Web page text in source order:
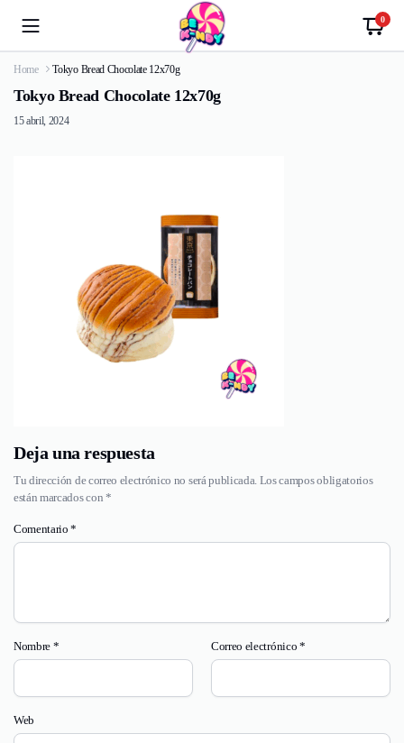
0
Home Tokyo Bread Chocolate 12x70g
Tokyo Bread Chocolate 12x70g
15 abril, 2024
Deja una respuesta
Tu dirección de correo electrónico no será publicada. Los campos obligatorios
están marcados con *
Comentario*
Nombre * Correo electrónico *
Web